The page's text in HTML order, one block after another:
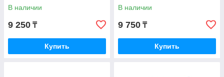
В наличии
9 250 ₸
Купить
В наличии
9 750 ₸
Купить